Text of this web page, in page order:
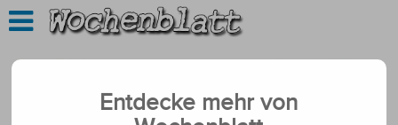
Entdecke mehr von